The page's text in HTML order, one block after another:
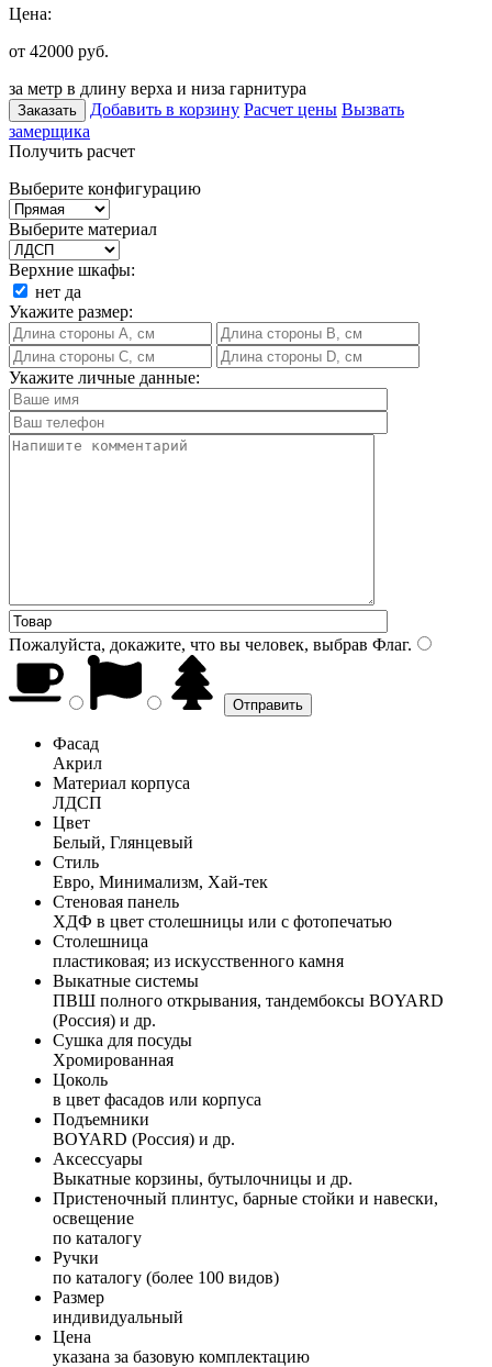
Цена:
от 42000 руб.
за метр в длину верха и низа гарнитура
Заказать Добавить в корзину Расчет цены Вызвать
замерщика
Получить расчет
Выберите конфигурацию
Выберите материал
Верхние шкафы:
нет да
Укажите размер:
Укажите личные данные:
Пожалуйста, докажите, что вы человек, выбрав Флаг.
Фасад
Акрил
Материал корпуса
ЛДСП
Цвет
Белый, Глянцевый
Стиль
Евро, Минимализм, Хай-тек
Стеновая панель
ХДФ в цвет столешницы или с фотопечатью
Столешница
пластиковая; из искусственного камня
Выкатные системы
ПВШ полного открывания, тандембоксы BOYARD
(Россия) и др.
Сушка для посуды
Хромированная
Цоколь
в цвет фасадов или корпуса
Подъемники
BOYARD (Россия) и др.
Аксессуары
Выкатные корзины, бутылочницы и др.
Пристеночный плинтус, барные стойки и навески,
освещение
по каталогу
Ручки
по каталогу (более 100 видов)
Размер
индивидуальный
Цена
указана за базовую комплектацию